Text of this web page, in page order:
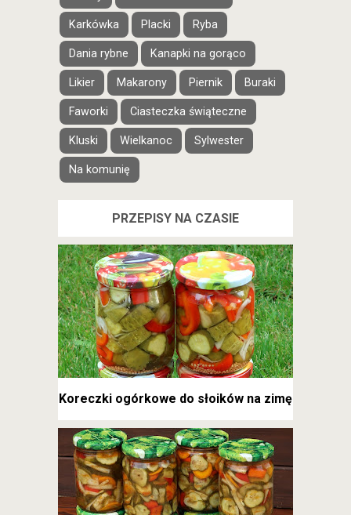
Karkówka Placki Ryba
Dania rybne Kanapki na gorąco
Likier Makarony Piernik Buraki
Faworki Ciasteczka świąteczne
Kluski Wielkanoc Sylwester
Na komunię
PRZEPISY NA CZASIE
Koreczki ogórkowe do słoików na zimę